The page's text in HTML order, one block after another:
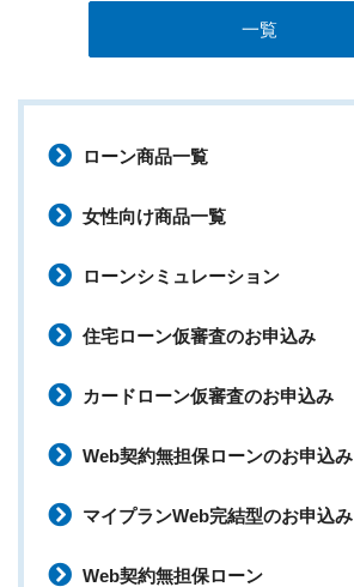
一覧
ローン商品一覧
女性向け商品一覧
ローンシミュレーション
住宅ローン仮審査のお申込み
カードローン仮審査のお申込み
Web契約無担保ローンのお申込み
マイプランWeb完結型のお申込み
Web契約無担保ローン